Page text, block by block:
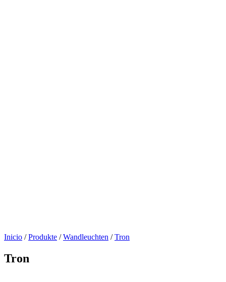
Inicio / Produkte / Wandleuchten / Tron
Tron